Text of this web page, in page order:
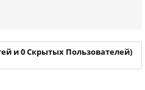
и 0 Скрытых Пользователей)